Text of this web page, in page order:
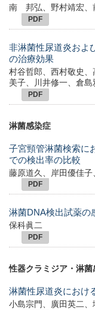
南 邦弘、野村靖宏、
PDF
非淋菌性尿道炎およ
の治療効果
村谷哲郎、西村敬史
美子、川井修一、倉
PDF
淋菌感染症
子宮頸管淋菌検索に
での検出率の比較
藤原道久、岸田優佳
PDF
淋菌DNA検出試薬の
保科眞二
PDF
性器クラミジア・淋菌
淋菌性尿道炎におけ
小島宗門、廣田英二